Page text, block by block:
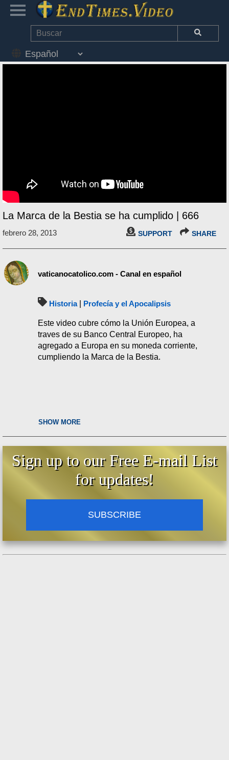
La Marca de la Bestia se ha cumplido | 666
febrero 28, 2013 SUPPORT SHARE
vaticanocatolico.com - Canal en español
Historia| Profecía y el Apocalipsis
Este video cubre cómo la Unión Europea, a
traves de su Banco Central Europeo, ha
agregado a Europa en su moneda corriente,
cumpliendo la Marca de la Bestia.
SHOW MORE
Sign up to our Free E-mail List
for updates!
SUBSCRIBE